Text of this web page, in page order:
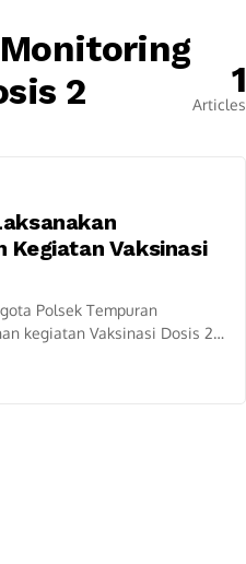
2
1
Articles
Kegiatan Vaksinasi
Polsek Tempuran
kegiatan Vaksinasi Dosis 2